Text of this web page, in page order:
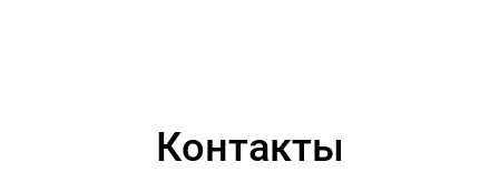
Контакты